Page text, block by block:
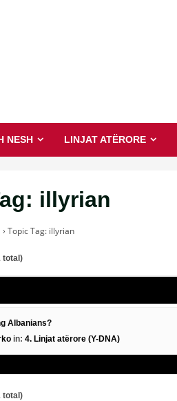
NESH LINJAT ATËRORE
illyrian
› Topic Tag: illyrian
total)
Albanians?
in: 4. Linjat atërore (Y-DNA)
total)